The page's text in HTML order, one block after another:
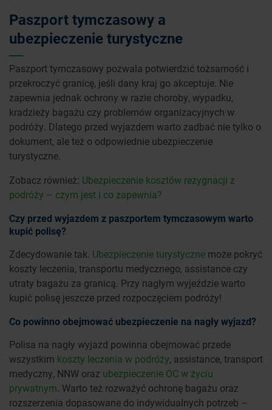
Paszport tymczasowy a
ubezpieczenie turystyczne
Paszport tymczasowy pozwala potwierdzić tożsamość i
przekroczyć granicę, jeśli dany kraj go akceptuje. Nie
zapewnia jednak ochrony w razie choroby, wypadku,
kradzieży bagażu czy problemów organizacyjnych w
podróży. Dlatego przed wyjazdem warto zadbać nie tylko o
dokument, ale też o odpowiednie ubezpieczenie
turystyczne.
Zobacz również: Ubezpieczenie kosztów rezygnacji z
podróży – czym jest i co zapewnia?
Czy przed wyjazdem z paszportem tymczasowym warto
kupić polisę?
Zdecydowanie tak. Ubezpieczenie turystyczne może pokryć
koszty leczenia, transportu medycznego, assistance czy
utraty bagażu za granicą. Przy nagłym wyjeździe warto
kupić polisę jeszcze przed rozpoczęciem podróży!
Co powinno obejmować ubezpieczenie na nagły wyjazd?
Polisa na nagły wyjazd powinna obejmować przede
wszystkim koszty leczenia w podróży, assistance, transport
medyczny, NNW oraz ubezpieczenie OC w życiu
prywatnym. Warto też rozważyć ochronę bagażu oraz
rozszerzenia dopasowane do indywidualnych potrzeb –